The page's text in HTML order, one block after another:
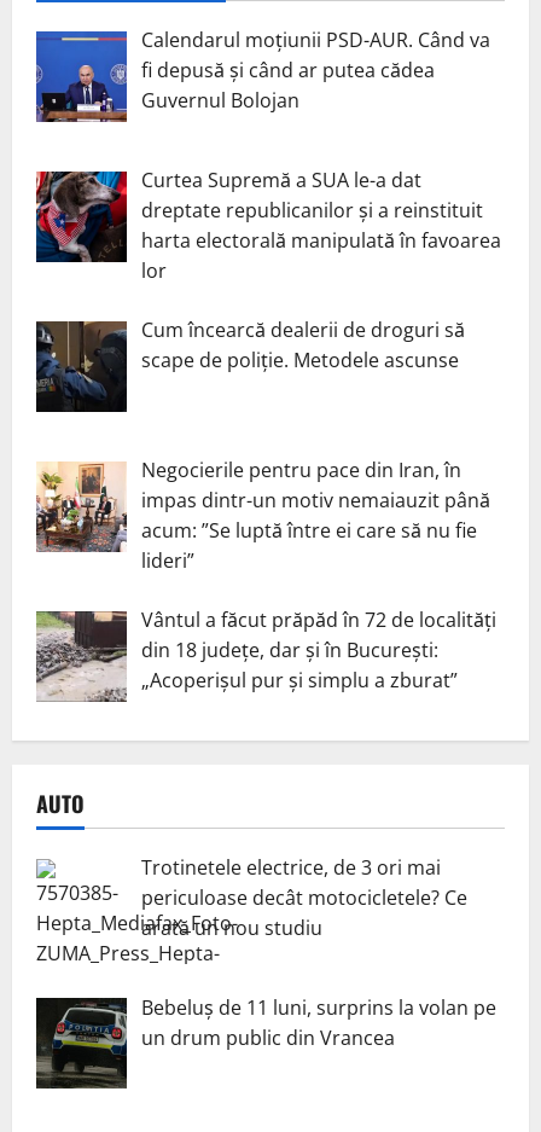
Calendarul moțiunii PSD-AUR. Când va
fi depusă și când ar putea cădea
Guvernul Bolojan
Curtea Supremă a SUA le-a dat
dreptate republicanilor și a reinstituit
harta electorală manipulată în favoarea
lor
Cum încearcă dealerii de droguri să
scape de poliție. Metodele ascunse
Negocierile pentru pace din Iran, în
impas dintr-un motiv nemaiauzit până
acum: ”Se luptă între ei care să nu fie
lideri”
Vântul a făcut prăpăd în 72 de localități
din 18 județe, dar și în București:
„Acoperișul pur și simplu a zburat”
AUTO
Trotinetele electrice, de 3 ori mai
periculoase decât motocicletele? Ce
arată un nou studiu
Bebeluș de 11 luni, surprins la volan pe
un drum public din Vrancea